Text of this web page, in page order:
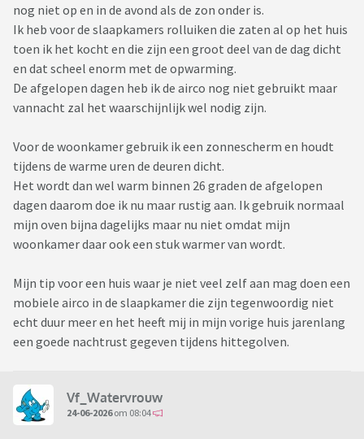
nog niet op en in de avond als de zon onder is.
Ik heb voor de slaapkamers rolluiken die zaten al op het huis
toen ik het kocht en die zijn een groot deel van de dag dicht
en dat scheel enorm met de opwarming.
De afgelopen dagen heb ik de airco nog niet gebruikt maar
vannacht zal het waarschijnlijk wel nodig zijn.
Voor de woonkamer gebruik ik een zonnescherm en houdt
tijdens de warme uren de deuren dicht.
Het wordt dan wel warm binnen 26 graden de afgelopen
dagen daarom doe ik nu maar rustig aan. Ik gebruik normaal
mijn oven bijna dagelijks maar nu niet omdat mijn
woonkamer daar ook een stuk warmer van wordt.
Mijn tip voor een huis waar je niet veel zelf aan mag doen een
mobiele airco in de slaapkamer die zijn tegenwoordig niet
echt duur meer en het heeft mij in mijn vorige huis jarenlang
een goede nachtrust gegeven tijdens hittegolven.
Vf_Watervrouw
24-06-2026om 08:04